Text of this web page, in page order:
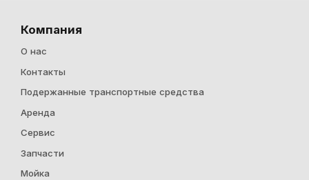
Компания
О нас
Контакты
Подержанные транспортные средства
Аренда
Cервис
Запчасти
Мойка